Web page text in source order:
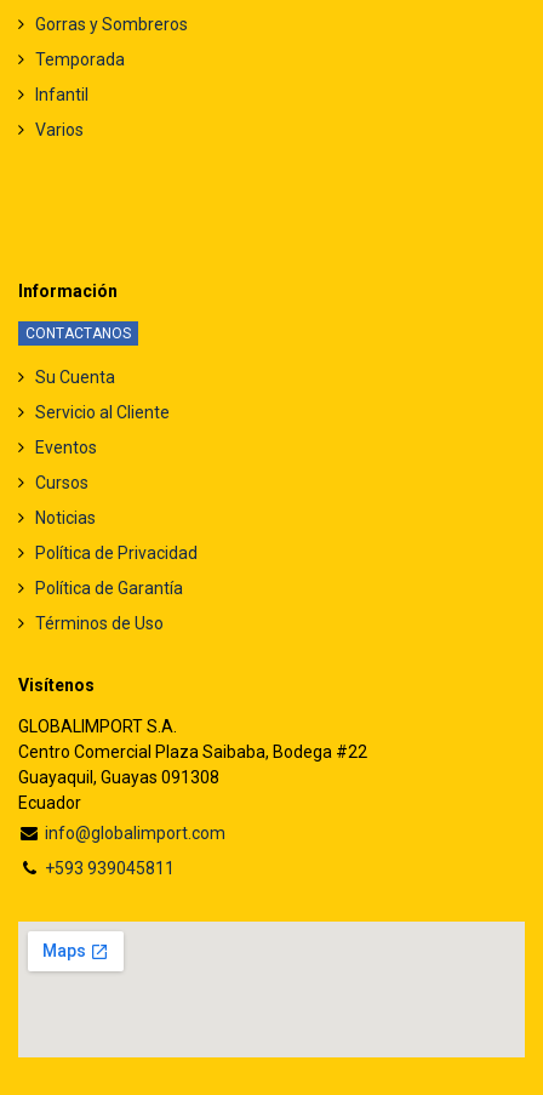
Gorras y Sombreros
Temporada
Infantil
Varios
Información
CONTACTANOS
Su Cuenta
Servicio al Cliente
Eventos
Cursos
Noticias
Política de Privacidad
Política de Garantía
Términos de Uso
Visítenos
GLOBALIMPORT S.A.
Centro Comercial Plaza Saibaba, Bodega #22
Guayaquil, Guayas 091308
Ecuador
info@globalimport.com
+593 939045811